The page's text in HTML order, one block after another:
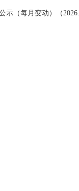
示（每月变动）（